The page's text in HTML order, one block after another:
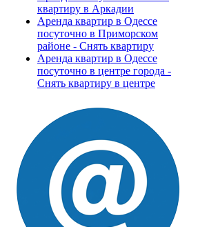
квартиру в Аркадии
Аренда квартир в Одессе
посуточно в Приморском
районе - Снять квартиру
Аренда квартир в Одессе
посуточно в центре города -
Снять квартиру в центре